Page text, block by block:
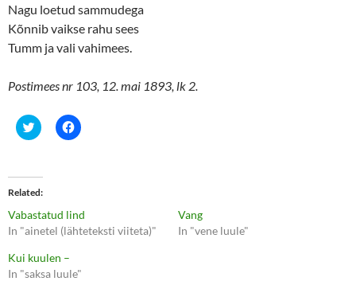
Nagu loetud sammudega
Kõnnib vaikse rahu sees
Tumm ja vali vahimees.
Postimees nr 103, 12. mai 1893, lk 2.
C
l
t
o
s
h
a
r
e
n
T
w
C
l
a
r
e
F
a
Related
Vabastatud lind
In "ainetel (lähteteksti viiteta)"
Vang
In "vene luule"
Kui kuulen –
In "saksa luule"